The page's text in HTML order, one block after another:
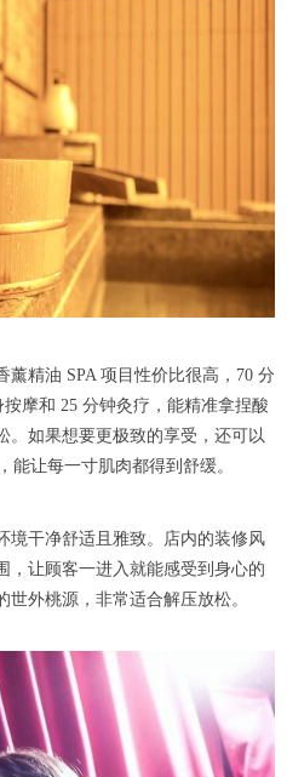
精油 SPA 项目性价比很高，70 分
摩和 25 分钟灸疗，能精准拿捏酸
。如果想要更极致的享受，还可以
能让每一寸肌肉都得到舒缓。
干净舒适且雅致。店内的装修风
，让顾客一进入就能感受到身心的
外桃源，非常适合解压放松。